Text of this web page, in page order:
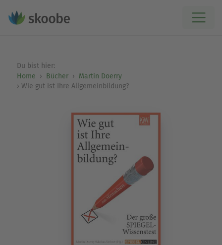
Du bist hier:
Home
Bücher
Martin Doerry
Wie gut ist Ihre Allgemeinbildung?